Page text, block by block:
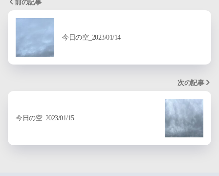
前の記事
今日の空_2023/01/14
次の記事
今日の空_2023/01/15